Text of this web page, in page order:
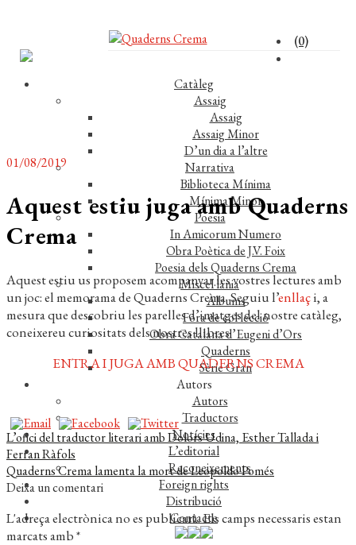
(0)
Catàleg
Assaig
Assaig
Assaig Minor
D’un dia a l’altre
Narrativa
Biblioteca Mínima
Mínima Minor
Poesia
In Amicorum Numero
Obra Poètica de J.V. Foix
Poesia dels Quaderns Crema
Miscel·lània
Àlbums
Fora de col·lecció
Obra Catalana d’Eugeni d’Ors
Quaderns
Sèrie Gran
Autors
Autors
Traductors
Notícies
L’editorial
Reconeixements
Foreign rights
Distribució
Contacte
01/08/2019
Aquest estiu juga amb Quaderns
Crema
Aquest estiu us proposem acompanyar les vostres lectures amb
un joc: el memorama de Quaderns Crema. Seguiu l’enllaçi, a
mesura que descobriu les parelles d’imatges del nostre catàleg,
coneixereu curiositats dels nostres llibres.
ENTRA I JUGA AMB QUADERNS CREMA
Navegació
d'entrades
Entrada
anterior:
L’ofici del traductor literari amb Dolors Udina, Esther Tallada i
Ferran Ràfols
Pròxima
entrada:
Quaderns Crema lamenta la mort de Leopoldo Pomés
Deixa un comentari
L'adreça electrònica no es publicarà.Els camps necessaris estan
marcats amb*